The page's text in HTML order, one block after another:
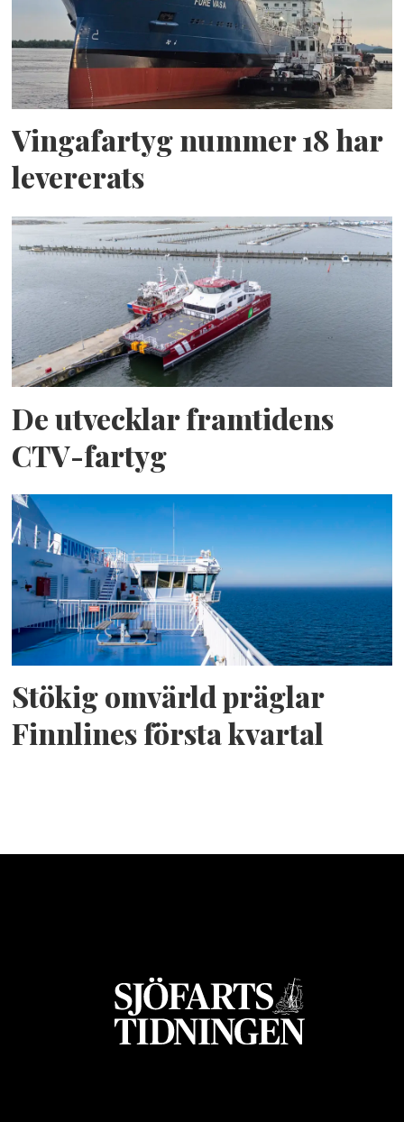
Vingafartyg nummer 18 har
levererats
De utvecklar framtidens
CTV-fartyg
Stökig omvärld präglar
Finnlines första kvartal